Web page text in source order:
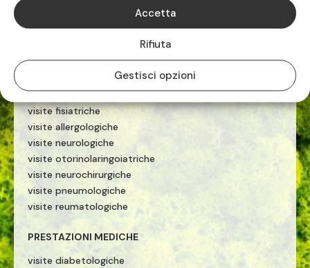
Accetta
Rifiuta
Gestisci opzioni
ecografie
visite cardiologiche
visite ginecologiche
visite fisiatriche
visite allergologiche
visite neurologiche
visite otorinolaringoiatriche
visite neurochirurgiche
visite pneumologiche
visite reumatologiche
PRESTAZIONI MEDICHE
visite diabetologiche